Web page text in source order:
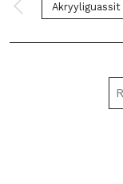
Akryyliguassit